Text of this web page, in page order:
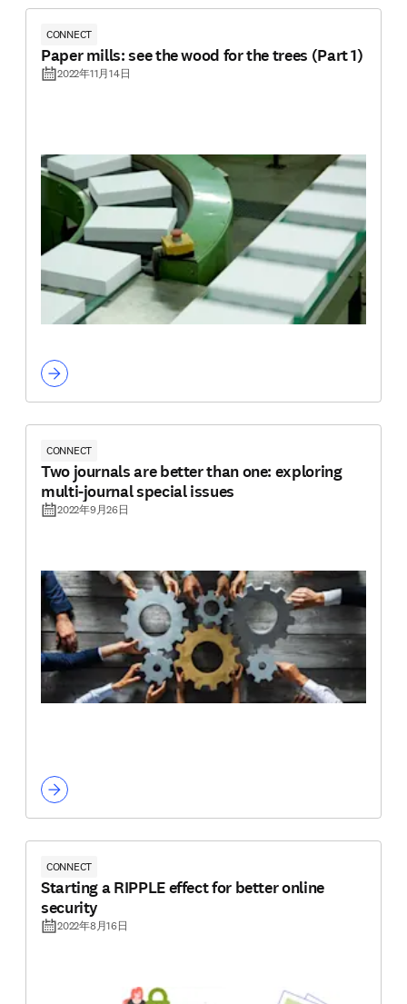
CONNECT
Paper mills: see the wood for the trees (Part 1)
2022年11月14日
CONNECT
Two journals are better than one: exploring
multi-journal special issues
2022年9月26日
CONNECT
Starting a RIPPLE effect for better online
security
2022年8月16日